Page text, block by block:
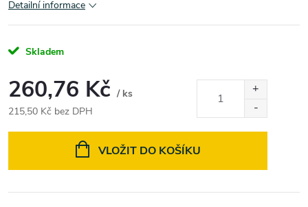
Detailní informace
Skladem
260,76 Kč / ks
215,50 Kč bez DPH
VLOŽIT DO KOŠÍKU